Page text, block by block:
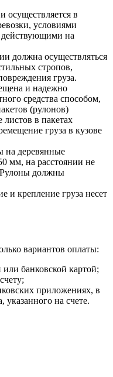
осуществляется в
условиями
действующими на
должна осуществляться
стропов,
груза.
и надежно
средства способом,
(рулонов)
в пакетах
груза в кузове
деревянные
мм, на расстоянии не
Рулоны должны
и крепление груза несет
вариантов оплаты:
банковской картой;
приложениях, в
на счете.